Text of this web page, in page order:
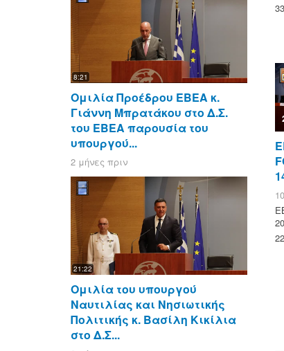
8:21
Ομιλία Προέδρου ΕΒΕΑ κ.
Γιάννη Μπρατάκου στο Δ.Σ.
του ΕΒΕΑ παρουσία του
υπουργού...
2 μήνες πριν
21:22
Ομιλία του υπουργού
Ναυτιλίας και Νησιωτικής
Πολιτικής κ. Βασίλη Κικίλια
στο Δ.Σ...